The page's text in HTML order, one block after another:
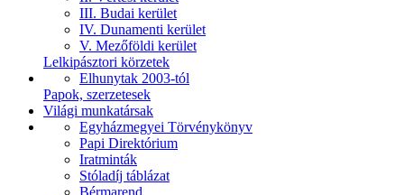
III. Budai kerület
IV. Dunamenti kerület
V. Mezőföldi kerület
Lelkipásztori körzetek
Elhunytak 2003-tól
Papok, szerzetesek
Világi munkatársak
Egyházmegyei Törvénykönyv
Papi Direktórium
Iratminták
Stóladíj táblázat
Bérmarend